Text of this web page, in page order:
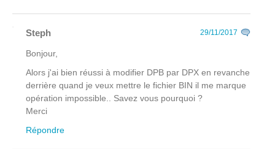
Steph 29/11/2017
Bonjour,
Alors j'ai bien réussi à modifier DPB par DPX en revanche
derrière quand je veux mettre le fichier BIN il me marque
opération impossible.. Savez vous pourquoi ?
Merci
Répondre